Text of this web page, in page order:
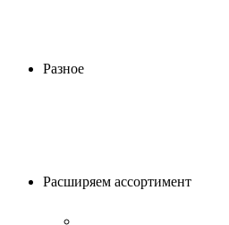
Разное
Расширяем ассортимент